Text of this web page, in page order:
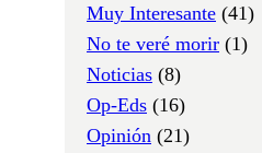
Muy Interesante (41)
No te veré morir (1)
Noticias (8)
Op-Eds (16)
Opinión (21)